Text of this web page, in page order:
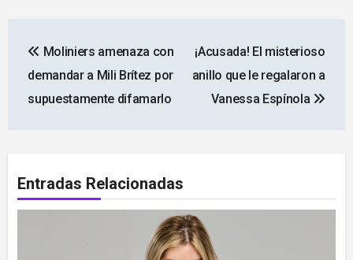
de
entradas
Moliniers amenaza con
demandar a Mili Brítez por
supuestamente difamarlo
¡Acusada! El misterioso
anillo que le regalaron a
Vanessa Espínola
Entradas Relacionadas